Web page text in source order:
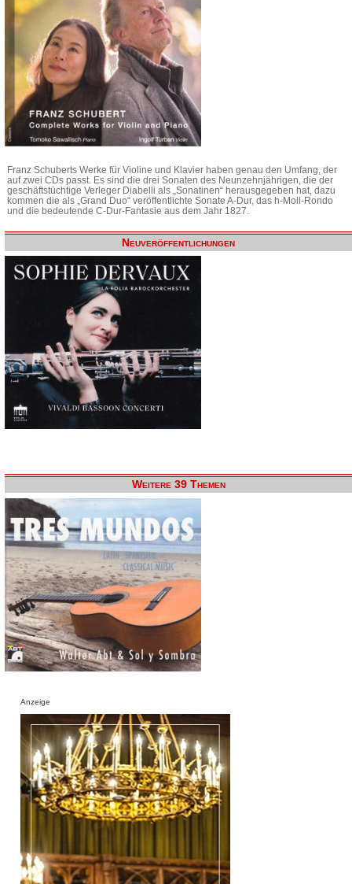
Franz Schuberts Werke für Violine und Klavier haben genau den Umfang, der
auf zwei CDs passt. Es sind die drei Sonaten des Neunzehnjährigen, die der
geschäftstüchtige Verleger Diabelli als „Sonatinen“ herausgegeben hat, dazu
kommen die als „Grand Duo“ veröffentlichte Sonate A-Dur, das h-Moll-Rondo
und die bedeutende C-Dur-Fantasie aus dem Jahr 1827.
Neuveröffentlichungen
Weitere 39 Themen
Anzeige